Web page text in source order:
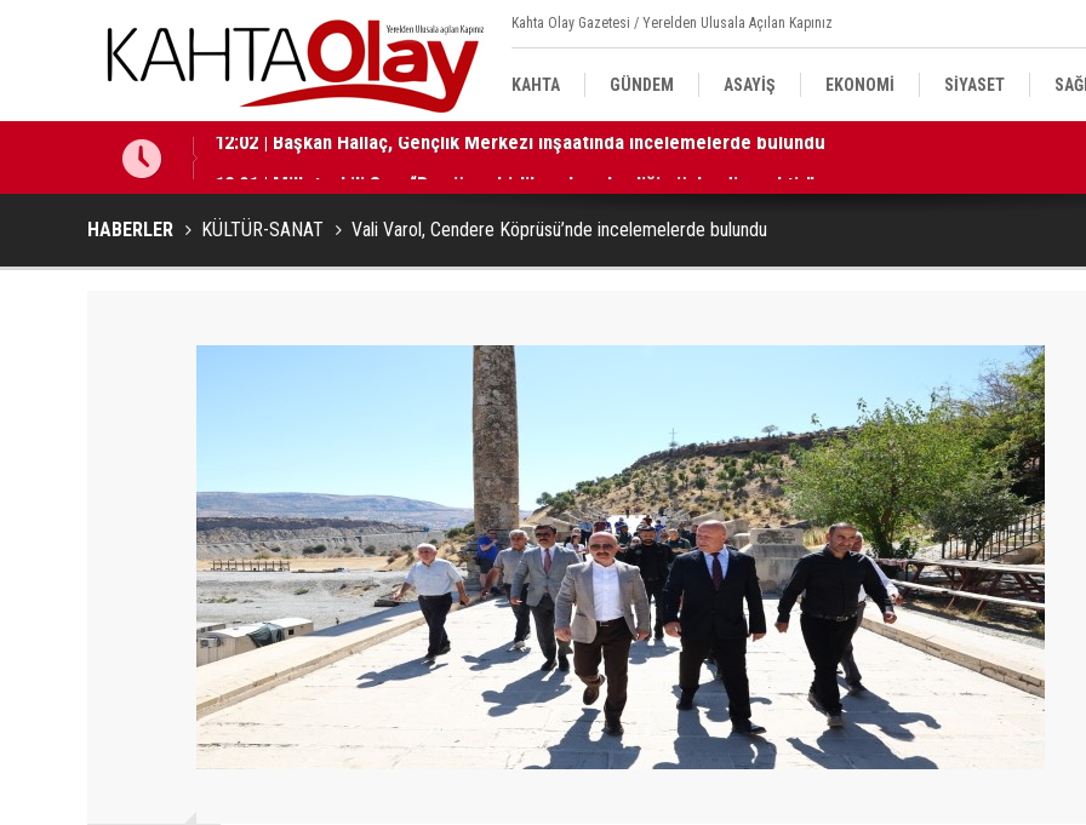
Kahta Olay Gazetesi / Yerelden Ulusala Açılan Kapınız
KAHTA GÜNDEM ASAYİŞ EKONOMİ SİYASET
12:01 | Milletvekili Şan: “Bu süreç birlik ve beraberliği güçlendirecektir”
HABERLER KÜLTÜR-SANAT Vali Varol, Cendere Köprüsü’nde incelemelerde bulundu